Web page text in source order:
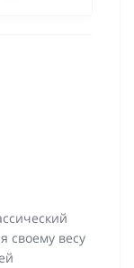
своему весу